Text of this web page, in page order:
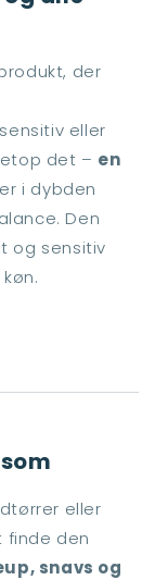
der
eller
det – en
i dybden
Den
og sensitiv
eller
finde den
snavs og